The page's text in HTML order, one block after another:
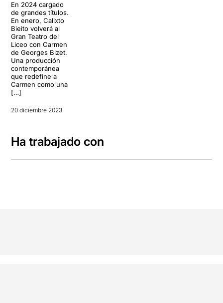
En 2024 cargado
de grandes títulos.
En enero, Calixto
Bieito volverá al
Gran Teatro del
Liceo con Carmen
de Georges Bizet.
Una producción
contemporánea
que redefine a
Carmen como una
[…]
20 diciembre 2023
Ha trabajado con